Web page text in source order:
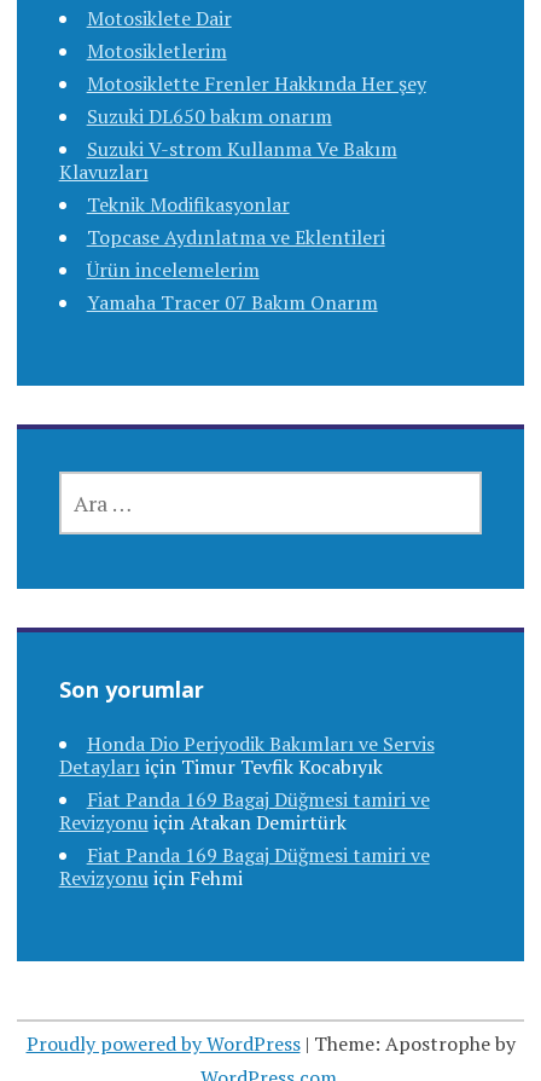
Motosiklete Dair
Motosikletlerim
Motosiklette Frenler Hakkında Her şey
Suzuki DL650 bakım onarım
Suzuki V-strom Kullanma Ve Bakım
Klavuzları
Teknik Modifikasyonlar
Topcase Aydınlatma ve Eklentileri
Ürün incelemelerim
Yamaha Tracer 07 Bakım Onarım
Son yorumlar
Honda Dio Periyodik Bakımları ve Servis
Detaylarıiçin Timur Tevfik Kocabıyık
Fiat Panda 169 Bagaj Düğmesi tamiri ve
RevizyonuiçinAtakan Demirtürk
Fiat Panda 169 Bagaj Düğmesi tamiri ve
Revizyonuiçin Fehmi
Proudly powered by WordPress | Theme: Apostrophe by